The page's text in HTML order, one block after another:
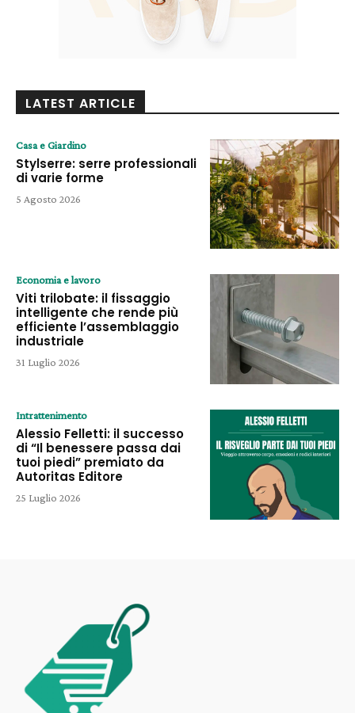
LATEST ARTICLE
Casa e Giardino
Stylserre: serre professionali
di varie forme
5 Agosto 2026
Economia e lavoro
Viti trilobate: il fissaggio
intelligente che rende più
efficiente l’assemblaggio
industriale
31 Luglio 2026
Intrattenimento
Alessio Felletti: il successo
di “Il benessere passa dai
tuoi piedi” premiato da
Autoritas Editore
25 Luglio 2026